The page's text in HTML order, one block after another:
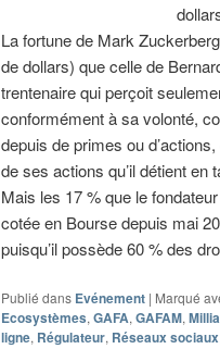
La fortune de Mark
de dollars) que celle de
trentenaire qui perçoit
conformément à sa volonté,
depuis de primes ou
de ses actions qu’il détient en
Mais les 17 % que le
cotée en Bourse depuis mai
puisqu’il possède 60 % des
Publié dans Evénement | Marqué
Ecosystèmes, GAFA, GAFAM,
ligne, Régulateur, Réseaux sociaux